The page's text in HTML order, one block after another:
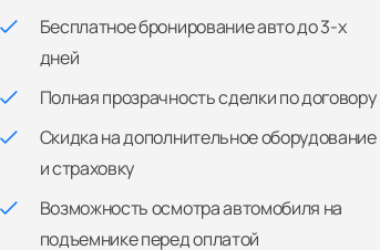
Бесплатное бронирование авто до 3-х
дней
Полная прозрачность сделки по договору
Скидка на дополнительное оборудование
и страховку
Возможность осмотра автомобиля на
подъемнике перед оплатой